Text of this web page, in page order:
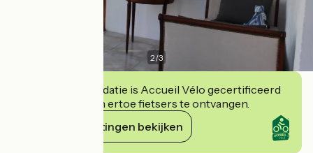
2/3
Deze accommodatie is Accueil Vélo gecertificeerd
en verbindt zich ertoe fietsers te ontvangen.
Haar verplichtingen bekijken